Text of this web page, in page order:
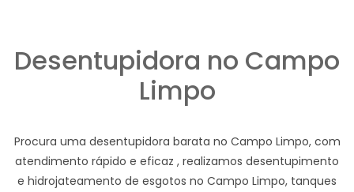
Desentupidora no Campo
Limpo
Procura uma desentupidora barata no Campo Limpo, com
atendimento rápido e eficaz , realizamos desentupimento
e hidrojateamento de esgotos no Campo Limpo, tanques